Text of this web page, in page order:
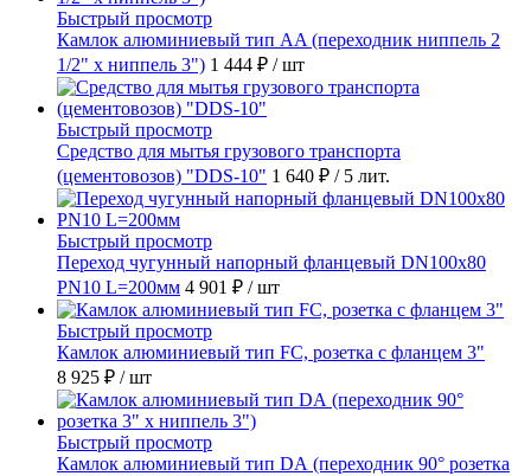
Быстрый просмотр
Камлок алюминиевый тип AA (переходник ниппель 2
1/2" х ниппель 3") 1 444 ₽ / шт
Быстрый просмотр
Средство для мытья грузового транспорта
(цементовозов) "DDS-10" 1 640 ₽ / 5 лит.
Быстрый просмотр
Переход чугунный напорный фланцевый DN100х80
PN10 L=200мм 4 901 ₽ / шт
Быстрый просмотр
Камлок алюминиевый тип FC, розетка с фланцем 3"
8 925 ₽ / шт
Быстрый просмотр
Камлок алюминиевый тип DА (переходник 90° розетка